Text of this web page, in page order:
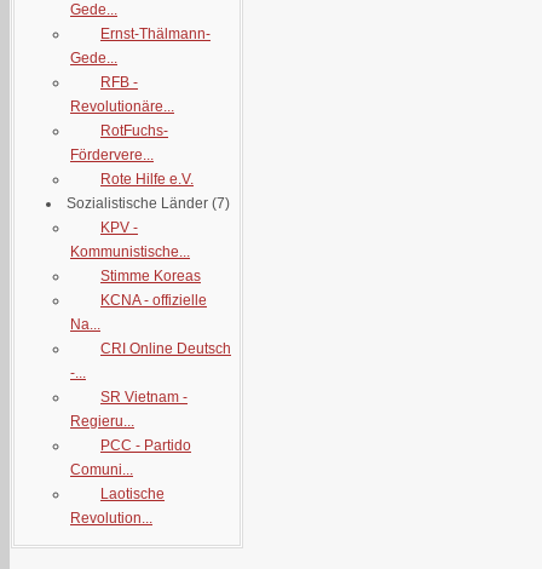
Gede...
Ernst-Thälmann-
Gede...
RFB -
Revolutionäre...
RotFuchs-
Fördervere...
Rote Hilfe e.V.
Sozialistische Länder (7)
KPV -
Kommunistische...
Stimme Koreas
KCNA - offizielle
Na...
CRI Online Deutsch
-...
SR Vietnam -
Regieru...
PCC - Partido
Comuni...
Laotische
Revolution...